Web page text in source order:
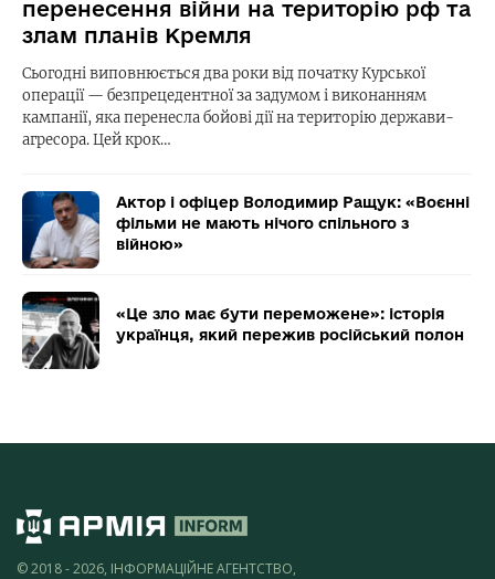
перенесення війни на територію рф та
злам планів Кремля
Сьогодні виповнюється два роки від початку Курської
операції — безпрецедентної за задумом і виконанням
кампанії, яка перенесла бойові дії на територію держави-
агресора. Цей крок…
Актор і офіцер Володимир Ращук: «Воєнні
фільми не мають нічого спільного з
війною»
«Це зло має бути переможене»: історія
українця, який пережив російський полон
© 2018 - 2026, ІНФОРМАЦІЙНЕ АГЕНТСТВО,